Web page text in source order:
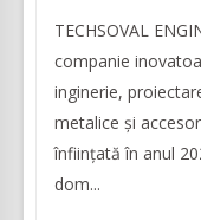
TECHSOVAL
companie
inginerie,
metalice și
înființată în anul
dom...